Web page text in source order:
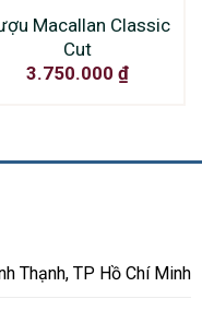
Macallan Classic
Cut
3.750.000 ₫
Thạnh, TP Hồ Chí Minh